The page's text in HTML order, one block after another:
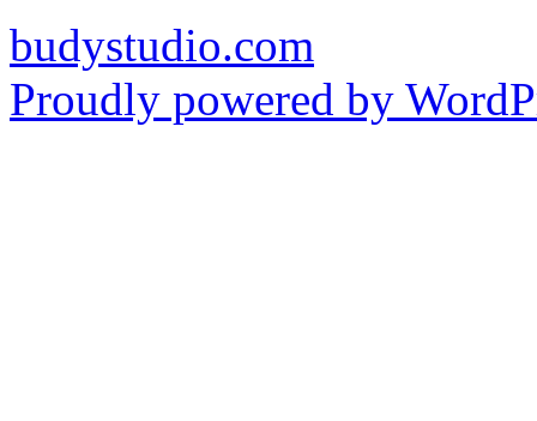
budystudio.com
Proudly powered by